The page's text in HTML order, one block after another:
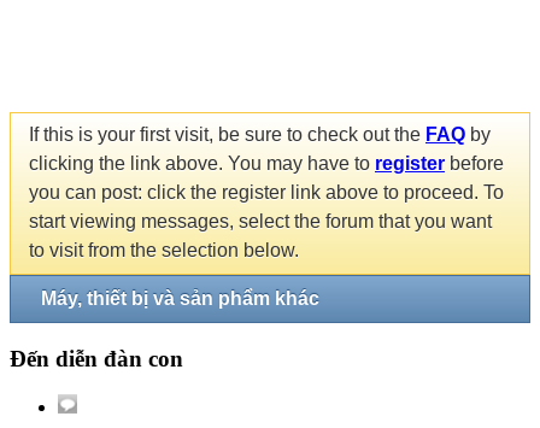
If this is your first visit, be sure to check out the FAQ by
clicking the link above. You may have to register before
you can post: click the register link above to proceed. To
start viewing messages, select the forum that you want
to visit from the selection below.
Máy, thiết bị và sản phẩm khác
Đến diễn đàn con